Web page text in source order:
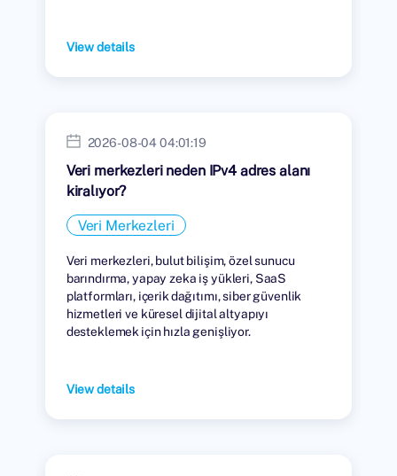
View details
2026-08-04 04:01:19
Veri merkezleri neden IPv4 adres alanı
kiralıyor?
Veri Merkezleri
Veri merkezleri, bulut bilişim, özel sunucu
barındırma, yapay zeka iş yükleri, SaaS
platformları, içerik dağıtımı, siber güvenlik
hizmetleri ve küresel dijital altyapıyı
desteklemek için hızla genişliyor.
View details